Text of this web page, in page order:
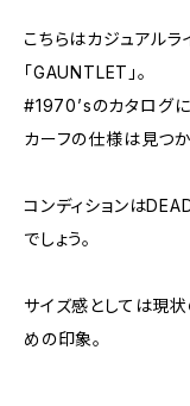
こちらはカジュアル
「GAUNTLET」。
#1970’sのカタログ
カーフの仕様は見つか
コンディションは
でしょう。
サイズ感としては現
めの印象。